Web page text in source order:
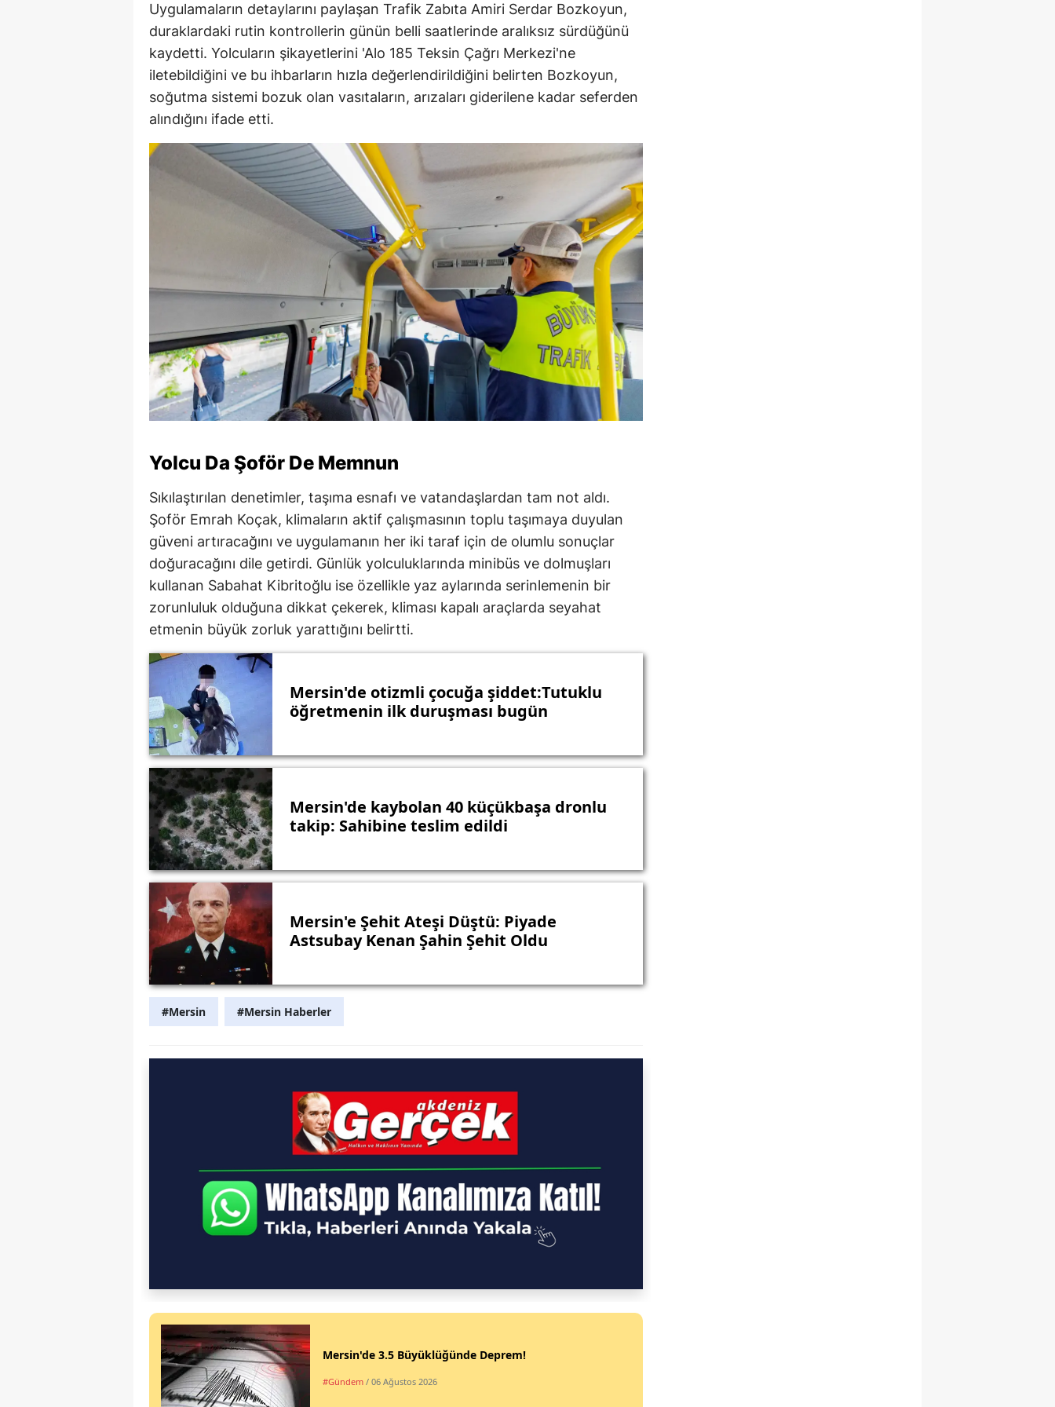
Uygulamaların detaylarını paylaşan Trafik Zabıta Amiri Serdar Bozkoyun,
duraklardaki rutin kontrollerin günün belli saatlerinde aralıksız sürdüğünü
kaydetti. Yolcuların şikayetlerini 'Alo 185 Teksin Çağrı Merkezi'ne
iletebildiğini ve bu ihbarların hızla değerlendirildiğini belirten Bozkoyun,
soğutma sistemi bozuk olan vasıtaların, arızaları giderilene kadar seferden
alındığını ifade etti.
Yolcu Da Şoför De Memnun
Sıkılaştırılan denetimler, taşıma esnafı ve vatandaşlardan tam not aldı.
Şoför Emrah Koçak, klimaların aktif çalışmasının toplu taşımaya duyulan
güveni artıracağını ve uygulamanın her iki taraf için de olumlu sonuçlar
doğuracağını dile getirdi. Günlük yolculuklarında minibüs ve dolmuşları
kullanan Sabahat Kibritoğlu ise özellikle yaz aylarında serinlemenin bir
zorunluluk olduğuna dikkat çekerek, kliması kapalı araçlarda seyahat
etmenin büyük zorluk yarattığını belirtti.
Mersin'de otizmli çocuğa şiddet:Tutuklu
öğretmenin ilk duruşması bugün
Mersin'de kaybolan 40 küçükbaşa dronlu
takip: Sahibine teslim edildi
Mersin'e Şehit Ateşi Düştü: Piyade
Astsubay Kenan Şahin Şehit Oldu
#Mersin #Mersin Haberler
Mersin'de 3.5 Büyüklüğünde Deprem!
#Gündem / 06 Ağustos 2026